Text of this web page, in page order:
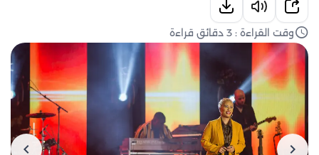
وقت القراءة : 3 دقائق قراءة